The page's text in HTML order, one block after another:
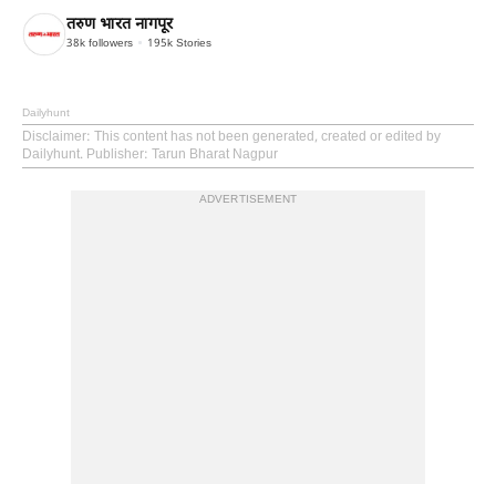
तरुण भारत नागपूर
38k followers 195k Stories
Dailyhunt
Disclaimer: This content has not been generated, created or edited by
Dailyhunt. Publisher: Tarun Bharat Nagpur
ADVERTISEMENT